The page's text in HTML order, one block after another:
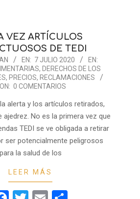
VEZ ARTÍCULOS
DE TEDI
EN: 7 JULIO 2020
EN:
, DERECHOS DE LOS
, PRECIOS, RECLAMACIONES
0 COMENTARIOS
alerta y los artículos retirados,
ajedrez. No es la primera vez que
TEDI se ve obligada a retirar
ser potencialmente peligrosos
para la salud de los
LEER MÁS